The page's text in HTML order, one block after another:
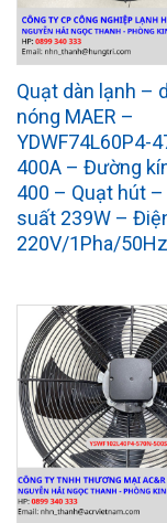
Quạt dàn lạnh –
nóng MAER –
YDWF74L60P4-
400A – Đường
400 – Quạt hút –
suất 239W –
220V/1Pha/50Hz